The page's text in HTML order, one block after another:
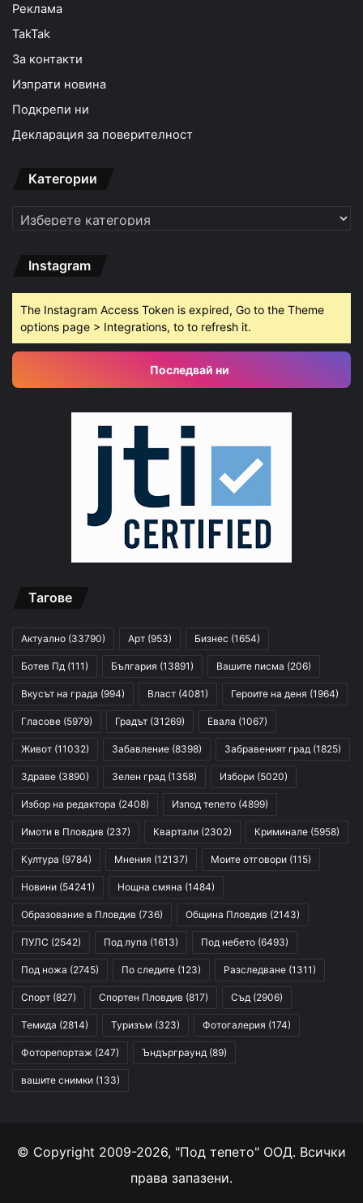
Реклама
TakTak
За контакти
Изпрати новина
Подкрепи ни
Декларация за поверителност
Категории
Категории
Instagram
The Instagram Access Token is expired, Go to the Theme
options page > Integrations, to to refresh it.
Последвай ни
Тагове
Актуално (33790) Арт (953) Бизнес (1654)
Ботев Пд (111) България (13891) Вашите писма (206)
Вкусът на града (994) Власт (4081) Героите на деня (1964)
Гласове (5979) Градът (31269) Евала (1067)
Живот (11032) Забавление (8398) Забравеният град (1825)
Здраве (3890) Зелен град (1358) Избори (5020)
Избор на редактора (2408) Изпод тепето (4899)
Имоти в Пловдив (237) Квартали (2302) Криминале (5958)
Култура (9784) Мнения (12137) Моите отговори (115)
Новини (54241) Нощна смяна (1484)
Образование в Пловдив (736) Община Пловдив (2143)
ПУЛС (2542) Под лупа (1613) Под небето (6493)
Под ножа (2745) По следите (123) Разследване (1311)
Спорт (827) Спортен Пловдив (817) Съд (2906)
Темида (2814) Туризъм (323) Фотогалерия (174)
Фоторепортаж (247) Ъндърграунд (89)
вашите снимки (133)
© Copyright 2009-2026, "Под тепето" ООД. Всички
права запазени.